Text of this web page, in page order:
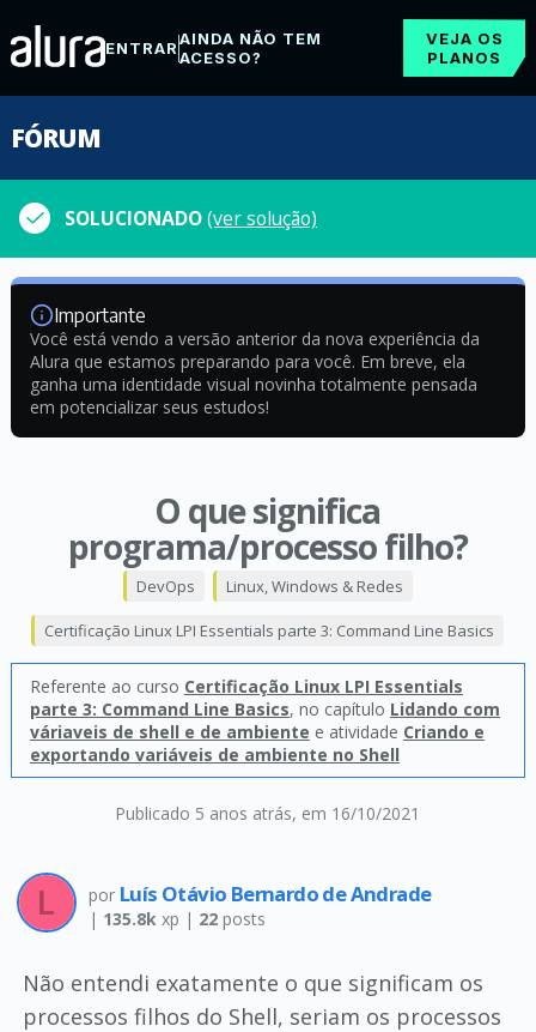
ENTRARAINDA NÃO TEM
ACESSO?
VEJA OS
PLANOS
FÓRUM
SOLUCIONADO(ver solução)
Importante
Você está vendo a versão anterior da nova experiência da
Alura que estamos preparando para você. Em breve, ela
ganha uma identidade visual novinha totalmente pensada
em potencializar seus estudos!
O que significa
programa/processo filho?
Publicado 5 anos atrás, em 16/10/2021
DevOps Linux, Windows & Redes
Certificação Linux LPI Essentials parte 3: Command Line Basics
Referente ao curso Certificação Linux LPI Essentials
parte 3: Command Line Basics, no capítulo Lidando com
váriaveis de shell e de ambiente e atividade Criando e
exportando variáveis de ambiente no Shell
por Luís Otávio Bernardo de Andrade
| 135.8kxp | 22posts
Não entendi exatamente o que significam os
processos filhos do Shell, seriam os processos